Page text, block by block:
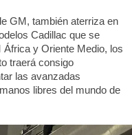
GM, también aterriza en
Cadillac que se
y Oriente Medio, los
traerá consigo
las avanzadas
libres del mundo de